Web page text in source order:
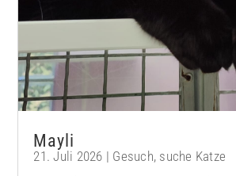
Mayli
21. Juli 2026 | Gesuch, suche Katze